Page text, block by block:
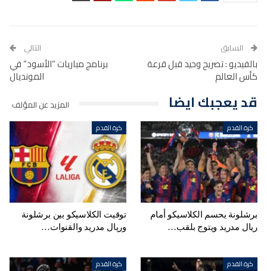
السابق
بالفيديو : تصريح وحيد قبل قرعة
كأس العالم
التالي
برنامج مباريات “الأسود” في
المونديال
قد يعجبك ايضا المزيد عن المؤلف
كرة القدم
برشلونة يحسم الكلاسيكو أمام
ريال مدريد ويتوج بلقب…
كرة القدم
توقيت الكلاسيكو بين برشلونة
وريال مدريد والقنوات…
كرة القدم كرة القدم